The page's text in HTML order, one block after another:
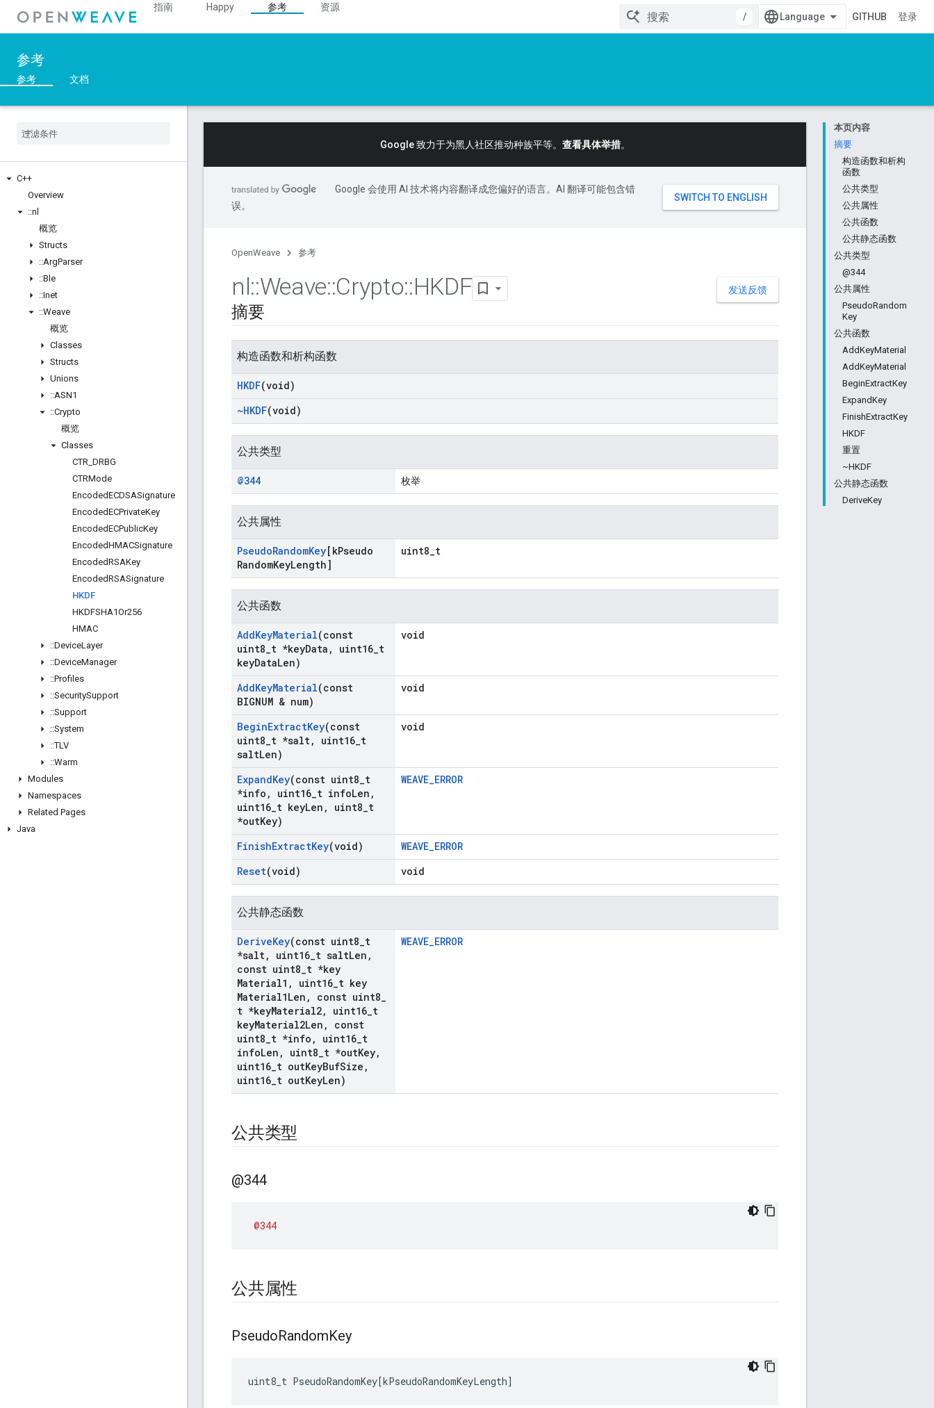
指南 Happy 参考
资源
/
GITHUB 登录
参考
参考 文档
C++
Overview
::nl
概览
Structs
::ArgParser
::Ble
::Inet
::Weave
概览
Classes
Structs
Unions
::ASN1
::Crypto
概览
Classes
CTR DRBG
CTRMode
EncodedECDSASignature
EncodedECPrivateKey
EncodedECPublicKey
EncodedHMACSignature
EncodedRSAKey
EncodedRSASignature
HKDF
HKDFSHA1Or256
HMAC
::DeviceLayer
::DeviceManager
::Profiles
::SecuritySupport
::Support
::System
::TLV
::Warm
Modules
Namespaces
Related Pages
Java
本页内容
摘要
构造函数和析构
函数
公共类型
公共属性
公共函数
公共静态函数
公共类型
@344
公共属性
PseudoRandom
Key
公共函数
AddKeyMaterial
AddKeyMaterial
BeginExtractKey
ExpandKey
FinishExtractKey
HKDF
重置
~HKDF
公共静态函数
DeriveKey
Google 致力于为黑人社区推动种族平等。 查看具体举措。
Google 会使用 AI 技术将内容翻译成您偏好的语言。AI 翻译可能包含错
误。
OpenWeave 参考
发送反馈
nl::Weave::Crypto::HKDF
摘要
构造函数和析构函数
HKDF(void)
~HKDF(void)
公共类型
@344 枚举
公共属性
PseudoRandomKey[kPseudo
RandomKeyLength]
uint8_t
公共函数
AddKeyMaterial(const
uint8 t *keyData , uint16 t
keyDataLen)
void
AddKeyMaterial(const
BIGNUM & num)
void
BeginExtractKey(const
uint8 t *salt, uint16 t
saltLen)
void
ExpandKey(const uint8 t
*info , uint16 t infoLen ,
uint16 t keyLen , uint8 t
*outKey)
WEAVE_ERROR
FinishExtractKey(void)
WEAVE_ERROR
Reset(void) void
公共静态函数
DeriveKey(const uint8 t
*salt, uint16 t saltLen ,
const uint8 t *key
Material1 , uint16 t key
Material1Len , const uint8
t *keyMaterial2, uint16 t
keyMaterial2Len ,
const
uint8 t *info , uint16 t
infoLen , uint8 t *outKey,
uint16 t outKeyBufSize ,
uint16 t outKeyLen)
WEAVE_ERROR
公共类型
@344
@344
公共属性
PseudoRandomKey
uint8_t PseudoRandomKey[kPseudoRandomKeyLength]